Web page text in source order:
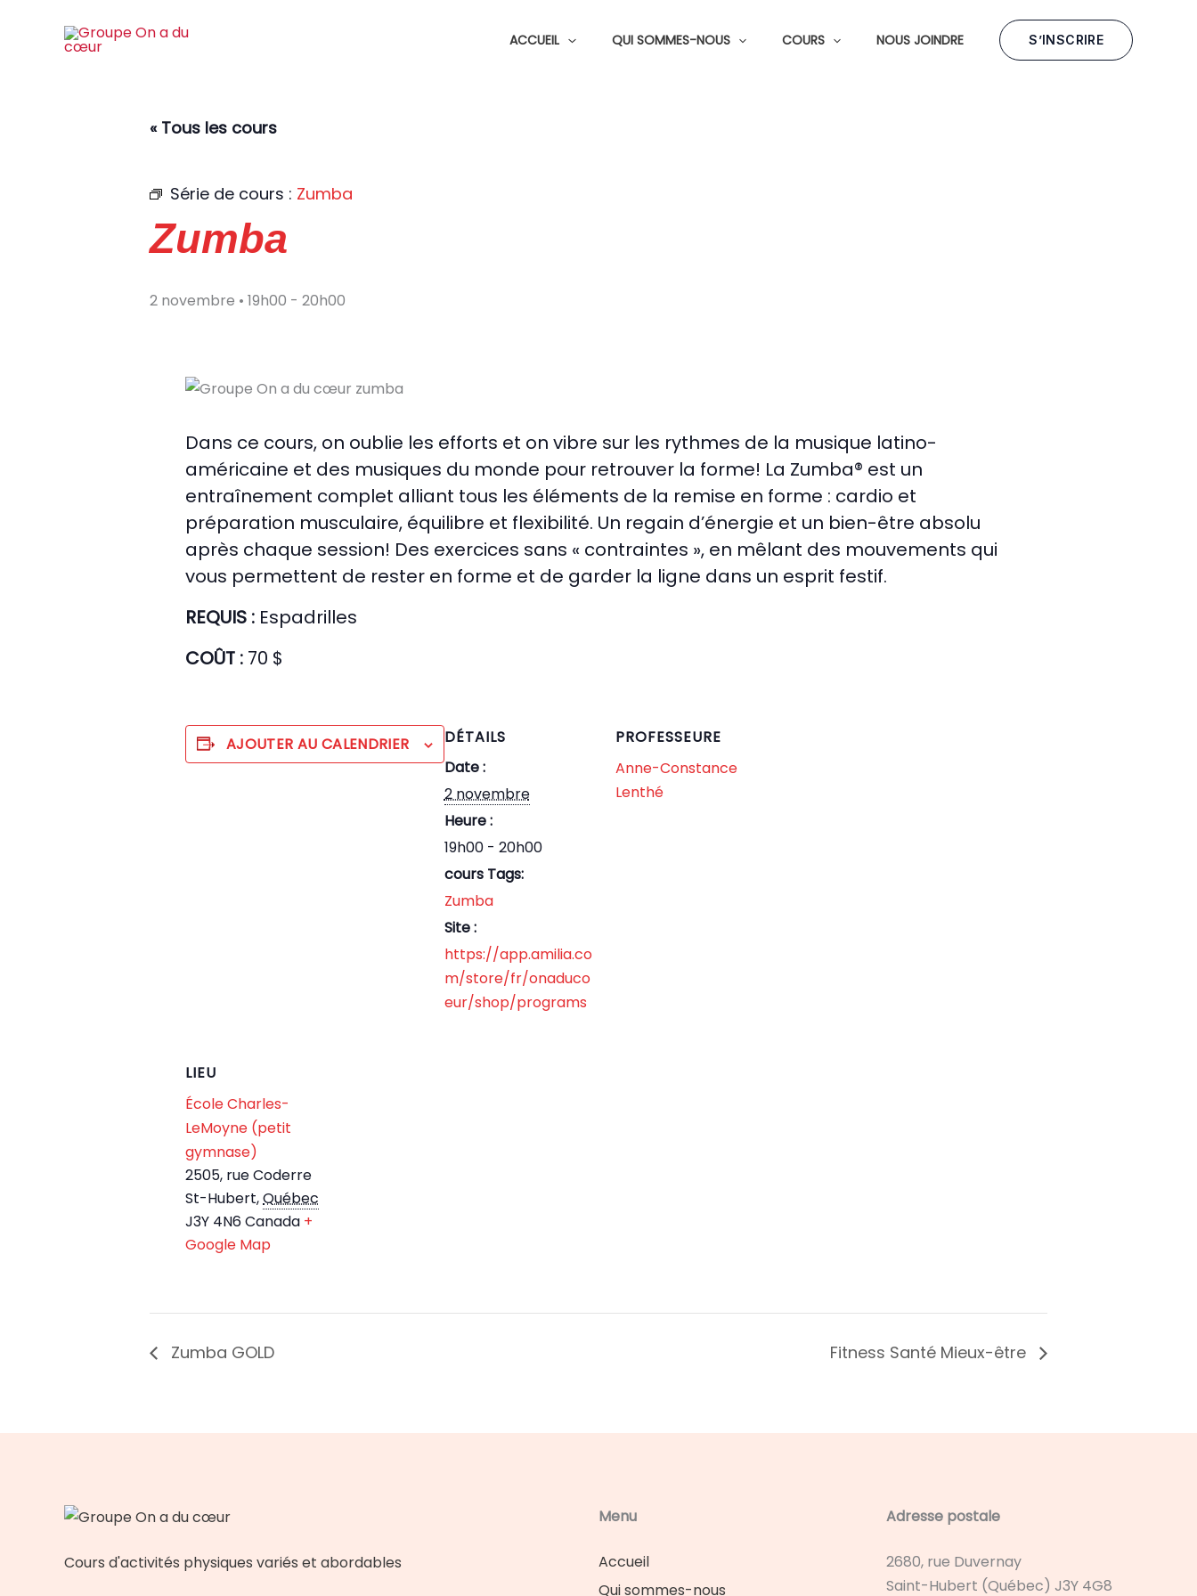
ACCUEIL QUI SOMMES-NOUS COURS NOUS JOINDRE S’INSCRIRE
« Tous les cours
Série de cours : Zumba
Zumba
2 novembre • 19h00 - 20h00
Dans ce cours, on oublie les efforts et on vibre sur les rythmes de la musique latino-
américaine et des musiques du monde pour retrouver la forme! La Zumba® est un
entraînement complet alliant tous les éléments de la remise en forme : cardio et
préparation musculaire, équilibre et flexibilité. Un regain d’énergie et un bien-être absolu
après chaque session! Des exercices sans « contraintes », en mêlant des mouvements qui
vous permettent de rester en forme et de garder la ligne dans un esprit festif.
REQUIS : Espadrilles
COÛT : 70 $
AJOUTER AU CALENDRIER
DÉTAILS
Date :
2 novembre
Heure :
19h00 - 20h00
cours Tags:
Zumba
Site :
https://app.amilia.co
m/store/fr/onaduco
eur/shop/programs
PROFESSEURE
Anne-Constance
Lenthé
LIEU
École Charles-
LeMoyne (petit
gymnase)
2505, rue Coderre
St-Hubert,Québec
J3Y 4N6Canada +
Google Map
Zumba GOLD Fitness Santé Mieux-être
Cours d'activités physiques variés et abordables
Menu
Accueil
Qui sommes-nous
Adresse postale
2680, rue Duvernay
Saint-Hubert (Québec) J3Y 4G8